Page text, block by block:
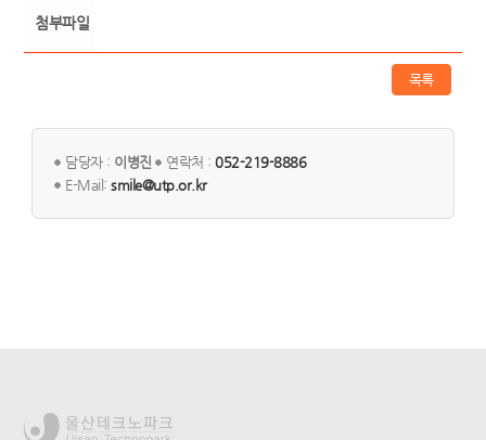
첨부파일
목록
담당자 : 이병진 연락처 :052-219-8886
E-Mail:smile@utp.or.kr